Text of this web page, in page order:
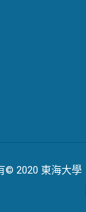
© 2020 東海大學